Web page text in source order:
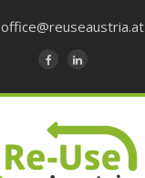
office@reuseaustria.at